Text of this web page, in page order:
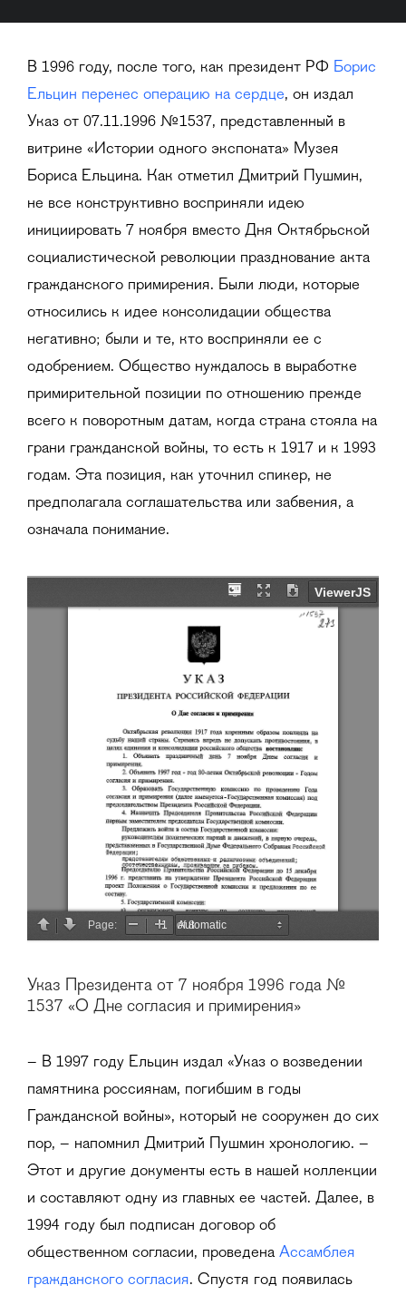
В 1996 году, после того, как президент РФ Борис
Ельцин перенес операцию на сердце, он издал
Указ от 07.11.1996 №1537, представленный в
витрине «Истории одного экспоната» Музея
Бориса Ельцина. Как отметил Дмитрий Пушмин,
не все конструктивно восприняли идею
инициировать 7 ноября вместо Дня Октябрьской
социалистической революции празднование акта
гражданского примирения. Были люди, которые
относились к идее консолидации общества
негативно; были и те, кто восприняли ее с
одобрением. Общество нуждалось в выработке
примирительной позиции по отношению прежде
всего к поворотным датам, когда страна стояла на
грани гражданской войны, то есть к 1917 и к 1993
годам. Эта позиция, как уточнил спикер, не
предполагала соглашательства или забвения, а
означала понимание.
Указ Президента от 7 ноября 1996 года №
1537 «О Дне согласия и примирения»
– В 1997 году Ельцин издал «Указ о возведении
памятника россиянам, погибшим в годы
Гражданской войны», который не сооружен до сих
пор, – напомнил Дмитрий Пушмин хронологию. –
Этот и другие документы есть в нашей коллекции
и составляют одну из главных ее частей. Далее, в
1994 году был подписан договор об
общественном согласии, проведена Ассамблея
гражданского согласия. Спустя год появилась